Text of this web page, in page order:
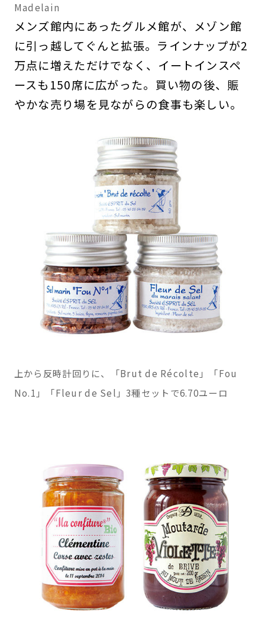
Madelain
メンズ館内にあったグルメ館が、メゾン館
に引っ越してぐんと拡張。ラインナップが2
万点に増えただけでなく、イートインスペ
ースも150席に広がった。買い物の後、賑
やかな売り場を見ながらの食事も楽しい。
上から反時計回りに、「Brut de Récolte」「Fou
No.1」「Fleur de Sel」3種セットで6.70ユーロ